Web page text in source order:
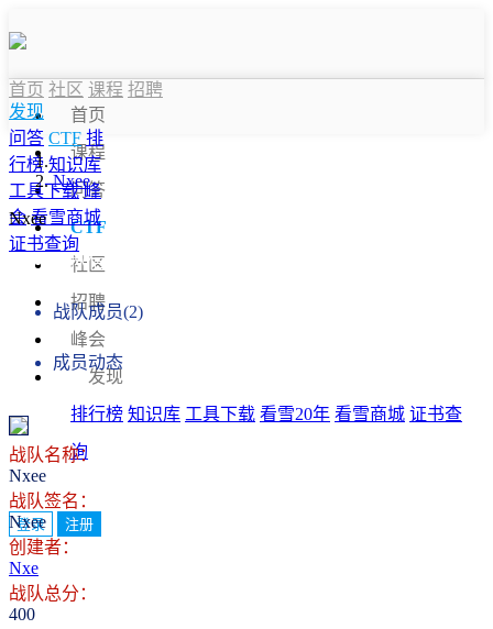
首页
课程
问答
CTF
社区
招聘
峰会
发现
排行榜 知识库 工具下载 看雪20年 看雪商城 证书查
询
登录 注册
首页 社区 课程 招聘
发现
问答 CTF 排
行榜 知识库
工具下载 峰
会 看雪商城
证书查询
Nxee
Nxee
战队信息
战队成员(2)
成员动态
战队名称：
Nxee
战队签名：
Nxee
创建者：
Nxe
战队总分：
400